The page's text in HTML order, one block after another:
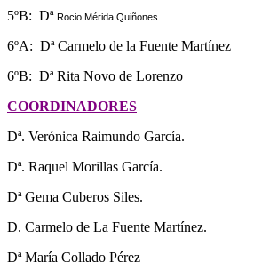
5ºB: Dª Rocio Mérida Quiñones
6ºA: Dª Carmelo de la Fuente Martínez
6ºB: Dª Rita Novo de Lorenzo
COORDINADORES
Dª. Verónica Raimundo García.
Dª. Raquel Morillas García.
Dª Gema Cuberos Siles.
D. Carmelo de La Fuente Martínez.
Dª María Collado Pérez